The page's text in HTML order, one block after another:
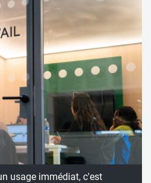
usage immédiat, c'est